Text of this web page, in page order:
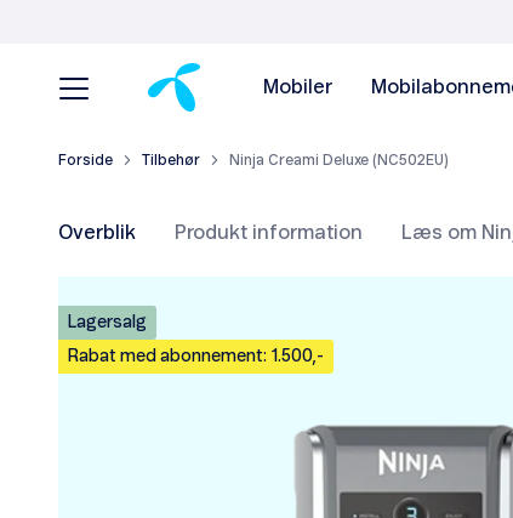
Mobiler
Forside Tilbehør Ninja Creami Deluxe (NC502EU)
Overblik Produkt information Læs om
Lagersalg
Rabat med abonnement: 1.500,-